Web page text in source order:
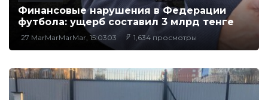
Финансовые нарушения в Федерации
футбола: ущерб составил 3 млрд тенге
27 MarMarMarMar, 15:0303 1,634 просмотры